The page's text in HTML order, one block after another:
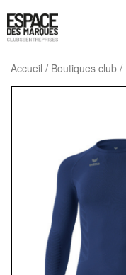
Accueil Boutiques club